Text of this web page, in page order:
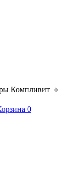
Компливит 🔸
0